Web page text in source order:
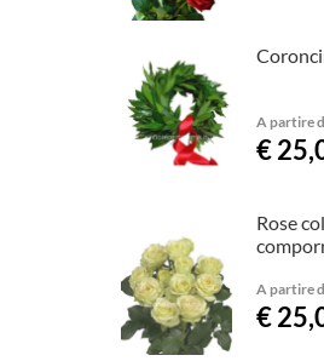
A partire
€
Rose
A partire
€